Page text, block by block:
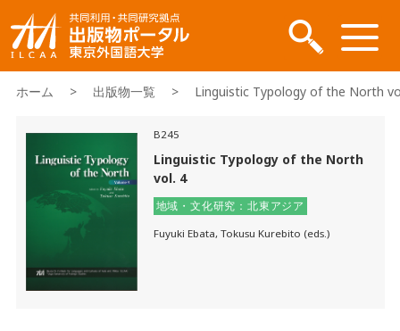
ホーム > 出版物一覧 > Linguistic Typology of the North
B245
Linguistic Typology of the North
vol. 4
地域・文化研究：北東アジア
Fuyuki Ebata, Tokusu Kurebito (eds.)